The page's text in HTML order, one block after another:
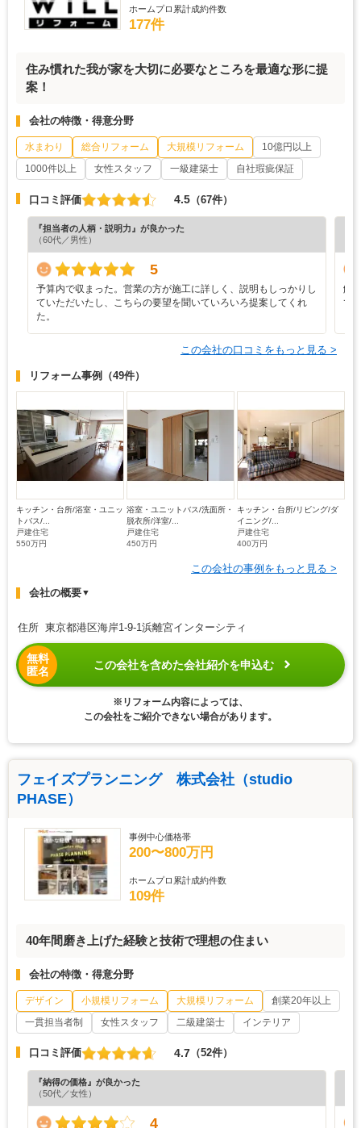
ホームプロ累計成約件数
177件
住み慣れた我が家を大切に必要なところを最適な形に提
案！
会社の特徴・得意分野
水まわり 総合リフォーム 大規模リフォーム
10億円以上
1000件以上
女性スタッフ 一級建築士 自社瑕疵保証
口コミ評価 4.5 （67件）
『担当者の人柄・説明力』が良かった
（60代／男性）
5
予算内で収まった。営業の方が施工に詳しく、説明もしっかりし
ていただいたし、こちらの要望を聞いていろいろ提案してくれ
た。
解
て
この会社の口コミをもっと見る >
リフォーム事例 （49件）
キッチン・台所/浴室・ユニッ
トバス/...
戸建住宅
550万円
浴室・ユニットバス/洗面所・
脱衣所/洋室/...
戸建住宅
450万円
キッチン・台所/リビング/ダ
イニング/...
戸建住宅
400万円
この会社の事例をもっと見る >
会社の概要▼
住所 東京都港区海岸1-9-1浜離宮インターシティ
無料
匿名
この会社を含めた会社紹介を申込む
※リフォーム内容によっては、
この会社をご紹介できない場合があります。
フェイズプランニング 株式会社（studio
PHASE）
事例中心価格帯
200〜800万円
ホームプロ累計成約件数
109件
40年間磨き上げた経験と技術で理想の住まい
会社の特徴・得意分野
デザイン 小規模リフォーム 大規模リフォーム
創業20年以上
一貫担当者制
女性スタッフ 二級建築士 インテリア
口コミ評価 4.7 （52件）
『納得の価格』が良かった
（50代／女性）
4